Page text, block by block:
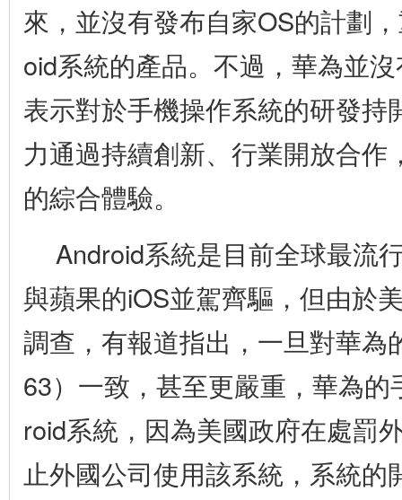
來，並沒有發布自家OS的計劃
oid系統的產品。不過，華為並
表示對於手機操作系統的研發持
力通過持續創新、行業開放合作
的綜合體驗。
Android系統是目前全球最流
與蘋果的iOS並駕齊驅，但由於
調查，有報道指出，一旦對華為
63）一致，甚至更嚴重，華為
roid系統，因為美國政府在處罰
止外國公司使用該系統，系統的